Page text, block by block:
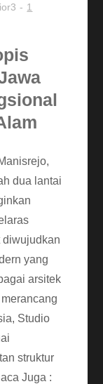
1
dua lantai
diwujudkan
yang
arsitek
Studio
struktur
Juga :